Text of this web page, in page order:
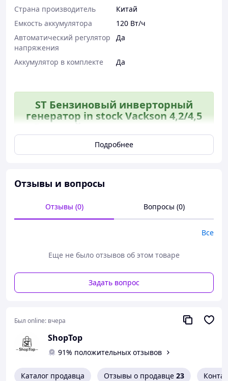
Страна производитель
Китай
Емкость аккумулятора
120 Вт/ч
Автоматический регулятор
напряжения
Да
Аккумулятор в комплекте Да
ST Бензиновый инверторный
генератор in stock Vackson 4,2/4,5
дачи SEL26\N
Подробнее
Отзывы и вопросы
Отзывы (0) Вопросы (0)
Все
Еще не было отзывов об этом товаре
Задать вопрос
Был online: вчера
ShopTop
91% положительных отзывов
Каталог продавца Отзывы о продавце 23